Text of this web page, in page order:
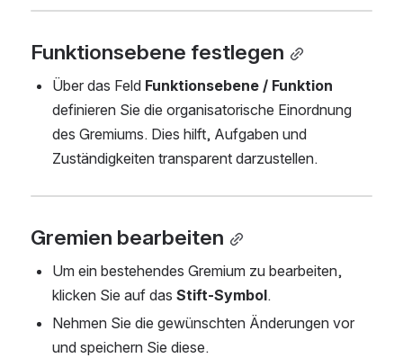
Funktionsebene festlegen
Über das Feld Funktionsebene / Funktion
definieren Sie die organisatorische Einordnung
des Gremiums. Dies hilft, Aufgaben und
Zuständigkeiten transparent darzustellen.
Gremien bearbeiten
Um ein bestehendes Gremium zu bearbeiten,
klicken Sie auf das Stift-Symbol.
Nehmen Sie die gewünschten Änderungen vor
und speichern Sie diese.